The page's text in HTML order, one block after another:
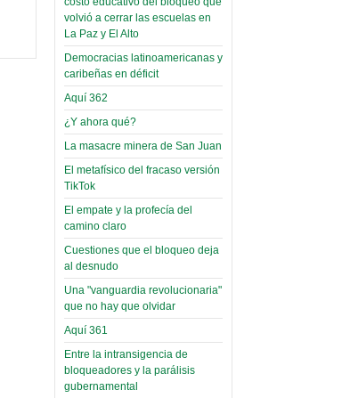
Leer Más...
Docentes y estudiantes de
Trabajo Social de la UMSA
elegirán directora
Viernes, 14 Octubre 2022
Leer Más...
“Tuna Femenina San Andrés”
toca y canta con coraje
Miércoles, 14 Septiembre 2022
Leer Más...
Posesionan a dirigentes de
Asociación de Docentes
Domingo, 14 Agosto 2022
Leer Más...
parcialmente
El Infamatorio
Miércoles, 09 Diciembre 2020
Read more...
Interpretación
de un álbum de
narco-fotos
(Miscelánea
Palaciega 8)
El Infamatorio
Miércoles, 19 Junio 2019
Read more...
Cosmética
descolonizadora
(Miscelánea
palaciega 7)
El Infamatorio
Lunes, 27 Mayo 2019
volvió a cerrar las escuelas en
La Paz y El Alto
Democracias latinoamericanas y
caribeñas en déficit
Aquí 362
¿Y ahora qué?
La masacre minera de San Juan
El metafísico del fracaso versión
TikTok
El empate y la profecía del
camino claro
Cuestiones que el bloqueo deja
al desnudo
Una "vanguardia revolucionaria"
que no hay que olvidar
Aquí 361
Entre la intransigencia de
bloqueadores y la parálisis
gubernamental